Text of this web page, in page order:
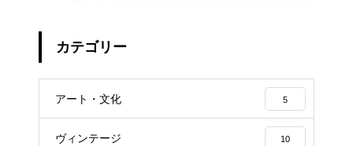
カテゴリー
アート・文化 5
ヴィンテージ 10